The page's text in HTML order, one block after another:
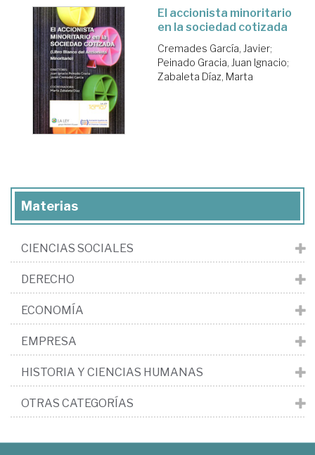
El accionista minoritario
en la sociedad cotizada
Cremades García, Javier;
Peinado Gracia, Juan Ignacio;
Zabaleta Díaz, Marta
Materias
CIENCIAS SOCIALES
DERECHO
ECONOMÍA
EMPRESA
HISTORIA Y CIENCIAS HUMANAS
OTRAS CATEGORÍAS